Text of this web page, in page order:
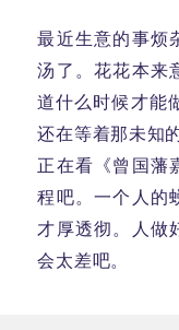
最近生意的事烦
汤了。花花本来
道什么时候才能
还在等着那未知
正在看《曾国藩
程吧。一个人的
才厚透彻。人做
会太差吧。